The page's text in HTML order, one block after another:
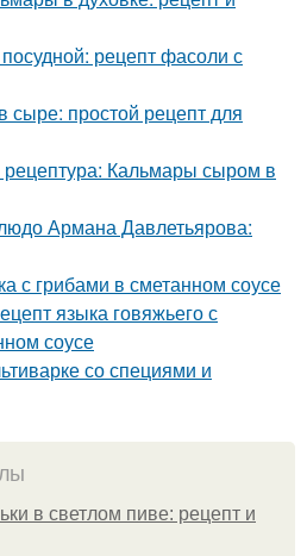
рецепт фасоли с
сыре: простой рецепт для
рецептура: Кальмары сыром в
Армана Давлетьярова:
с грибами в сметанном соусе
языка говяжьего с
соусе
со специями и
в светлом пиве: рецепт и